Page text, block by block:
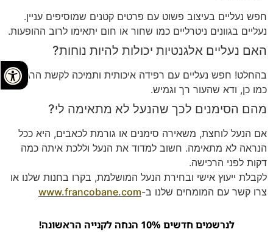
חפש נעליים בעיצוב פשוט עם פרטים קטנים שמוסיפים עניין.
נעליים בגוונים ניטרליים כמו שחור או חום יתאימו לרוב ההופעות.
האם נעליים אלגנטיות יכולות להיות נוחות?
בהחלט! חפש נעליים עם רפידה איכותית ותמיכה לקשת הרגל.
כמו כן, ודא שהעור רך וגמיש.
מהם הסימנים לכך שהנעל לא מתאימה לי?
אם הנעל לוחצת, משאירה סימנים או גורמת לכאבים, היא ככל
הנראה לא מתאימה. חשוב למדוד את הנעל וללכת איתה כמה
דקות לפני הרכישה.
לקבלת ייעוץ אישי ובחירת הנעל המושלמת, בקרו בחנות שלנו או
צרו קשר עם המומחים שלנו ב-www.francobane.com
לנרשמים חדשים 10% הנחה לקנייה הראשונה!